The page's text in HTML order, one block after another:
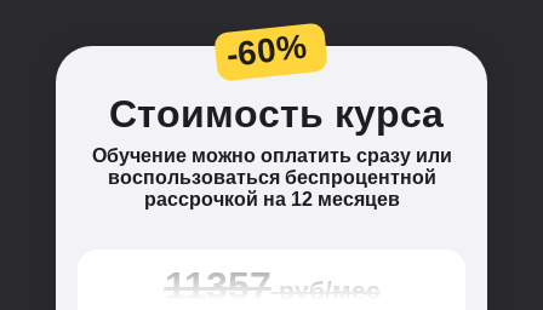
-60%
11357руб/мес
Обучение можно оплатить сразу или
воспользоваться беспроцентной
рассрочкой на 12 месяцев
Стоимость курса